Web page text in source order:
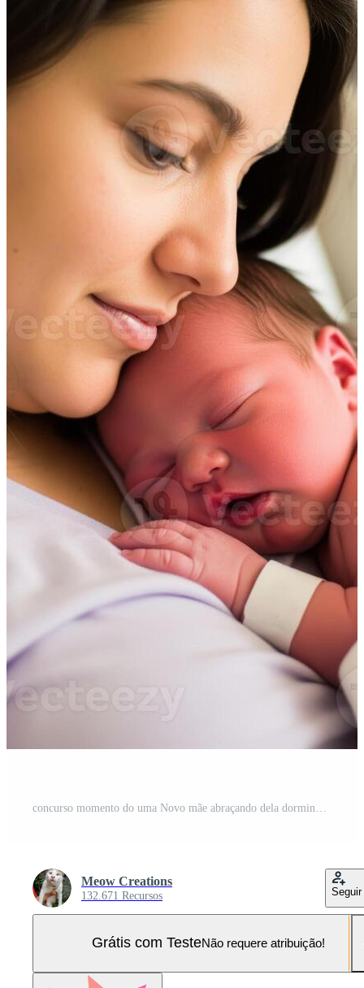
Meow Creations
132.671 Recursos Seguir
Grátis com TesteNão requere atribuição!